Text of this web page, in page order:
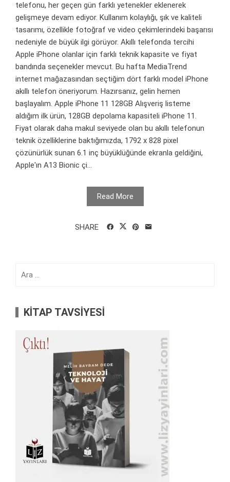
telefonu, her geçen gün farklı yetenekler eklenerek
gelişmeye devam ediyor. Kullanım kolaylığı, şık ve kaliteli
tasarımı, özellikle fotoğraf ve video çekimlerindeki başarısı
nedeniyle de büyük ilgi görüyor. Akıllı telefonda tercihi
Apple iPhone olanlar için farklı teknik kapasite ve fiyat
bandında seçenekler mevcut. Bu hafta MediaTrend
internet mağazasından seçtiğim dört farklı model iPhone
akıllı telefon öneriyorum. Hazırsanız, gelin hemen
başlayalım. Apple iPhone 11 128GB Alışveriş listeme
aldığım ilk ürün, 128GB depolama kapasiteli iPhone 11.
Fiyat olarak daha makul seviyede olan bu akıllı telefonun
teknik özelliklerine baktığımızda, 1792 x 828 pixel
çözünürlük sunan 6.1 inç büyüklüğünde ekranla geldiğini,
Apple'ın A13 Bionic çi...
Read More
SHARE
KİTAP TAVSİYESİ